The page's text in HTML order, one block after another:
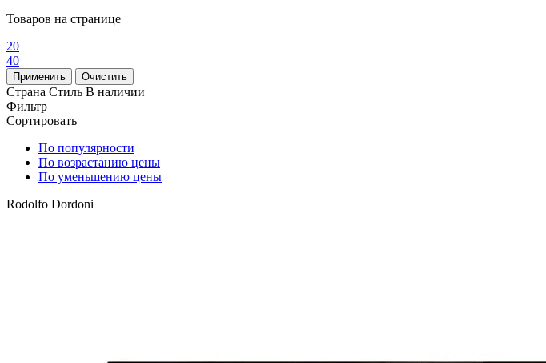
Товаров на странице
20
40
Страна Стиль В наличии
Фильтр
Сортировать
По популярности
По возрастанию цены
По уменьшению цены
Rodolfo Dordoni